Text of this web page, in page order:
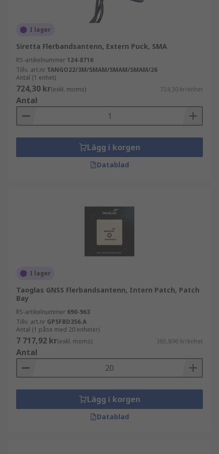
I lager
Siretta Flerbandsantenn, Extern Puck, SMA
RS-artikelnummer 124-8716
Tillv. art.nr TANGO22/3M/SMAM/SMAM/SMAM/26
Antal (1 enhet)
724,30 kr(exkl. moms) 724,30 kr/enhet
Antal
Lägg i korgen
Datablad
I lager
Taoglas GNSS Flerbandsantenn, Intern Patch, Patch
Bay
RS-artikelnummer 690-963
Tillv. art.nr GPSFBD356.A
Antal (1 påse med 20 enheter)
7 717,92 kr(exkl. moms) 385,896 kr/enhet
Antal
Lägg i korgen
Datablad